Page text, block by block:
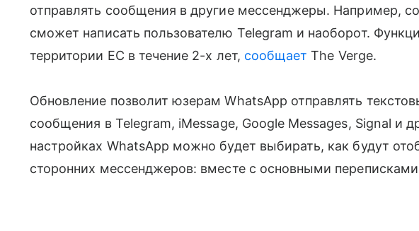
отправлять сообщения в другие мессенджеры. Например,
сможет написать пользователю Telegram и наоборот.
территории ЕС в течение 2-х лет, сообщает The Verge.
Обновление позволит юзерам WhatsApp отправлять
сообщения в Telegram, iMessage, Google Messages, Signal и
настройках WhatsApp можно будет выбирать, как будут
сторонних мессенджеров: вместе с основными